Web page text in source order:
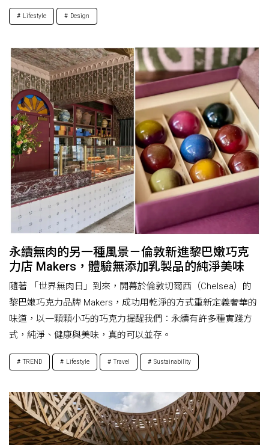
Lifestyle Design
永續無肉的另一種風景－倫敦新進黎巴嫩巧克
力店 Makers，體驗無添加乳製品的純淨美味
隨著 「世界無肉日」到來，開幕於倫敦切爾西（Chelsea）的
黎巴嫩巧克力品牌 Makers，成功用乾淨的方式重新定義奢華的
味道，以一顆顆小巧的巧克力提醒我們：永續有許多種實踐方
式，純淨、健康與美味，真的可以並存。
TREND Lifestyle Travel Sustainability